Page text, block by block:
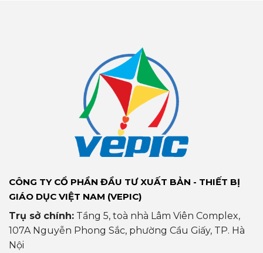
CÔNG TY CỔ PHẦN ĐẦU TƯ XUẤT BẢN - THIẾT BỊ
GIÁO DỤC VIỆT NAM (VEPIC)
Trụ sở chính: Tầng 5, toà nhà Lâm Viên Complex,
107A Nguyễn Phong Sắc, phường Cầu Giấy, TP. Hà
Nội